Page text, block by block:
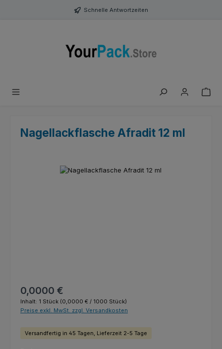
Zum Hauptinhalt springen Schnelle Antwortzeiten
Nagellackflasche Afradit 12 ml
Bildergalerie überspringen
Regulärer Preis:
0,0000 €
Inhalt: 1 Stück (0,0000 € / 1000 Stück)
Preise exkl. MwSt. zzgl. Versandkosten
Versandfertig in 45 Tagen, Lieferzeit 2-5 Tage